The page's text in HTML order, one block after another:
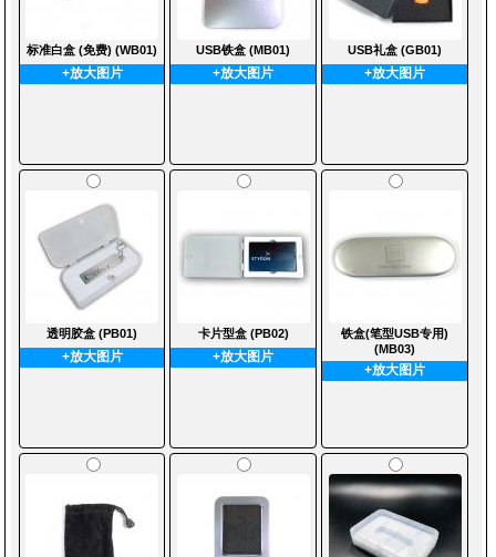
标准白盒 (免费) (WB01)
+放大图片
USB铁盒 (MB01)
+放大图片
USB礼盒 (GB01)
+放大图片
透明胶盒 (PB01)
+放大图片
卡片型盒 (PB02)
+放大图片
铁盒(笔型USB专用)
(MB03)
+放大图片